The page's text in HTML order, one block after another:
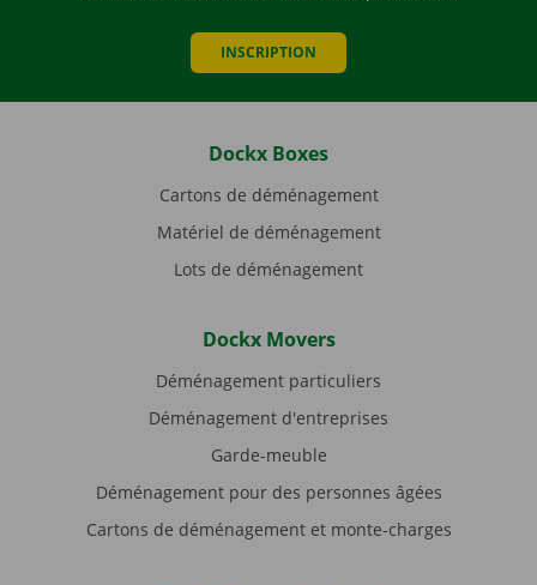
INSCRIPTION
Dockx Boxes
Cartons de déménagement
Matériel de déménagement
Lots de déménagement
Dockx Movers
Déménagement particuliers
Déménagement d'entreprises
Garde-meuble
Déménagement pour des personnes âgées
Cartons de déménagement et monte-charges